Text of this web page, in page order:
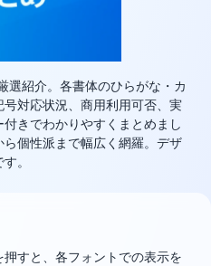
紹介。各書体のひらがな・カ
対応状況、商用利用可否、実
きでわかりやすくまとめまし
個性派まで幅広く網羅。デザ
。
すと、各フォントでの表示を